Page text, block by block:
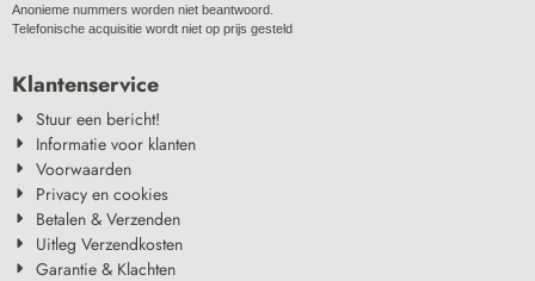
Anonieme nummers worden niet beantwoord.
Telefonische acquisitie wordt niet op prijs gesteld
Klantenservice
Stuur een bericht!
Informatie voor klanten
Voorwaarden
Privacy en cookies
Betalen & Verzenden
Uitleg Verzendkosten
Garantie & Klachten